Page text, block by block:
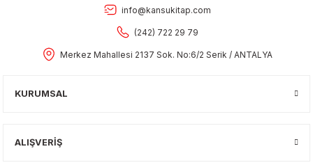
info@kansukitap.com
(242) 722 29 79
Merkez Mahallesi 2137 Sok. No:6/2 Serik / ANTALYA
KURUMSAL
ALIŞVERİŞ